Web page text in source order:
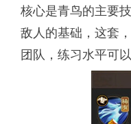
核心是青鸟的主要
敌人的基础，这套
团队，练习水平可以